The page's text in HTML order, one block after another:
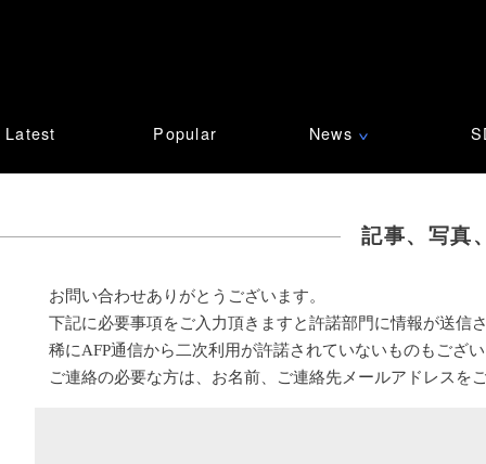
Latest Popular News ∨
記事、写真
お問い合わせありがとうございます。
下記に必要事項をご入力頂きますと許諾部門に情報が送信
稀にAFP通信から二次利用が許諾されていないものもござ
ご連絡の必要な方は、お名前、ご連絡先メールアドレスを